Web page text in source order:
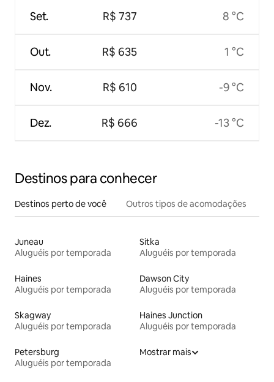
Set.
Out.
Nov.
Dez.
R$ 737
R$ 635
R$ 610
R$ 666
8 °C
1 °C
-9 °C
-13 °C
Destinos para conhecer
Destinos perto de você Outros tipos de acomodações
Juneau
Aluguéis por temporada
Sitka
Aluguéis por temporada
Haines
Aluguéis por temporada
Dawson City
Aluguéis por temporada
Skagway
Aluguéis por temporada
Haines Junction
Aluguéis por temporada
Petersburg
Aluguéis por temporada
Mostrar mais